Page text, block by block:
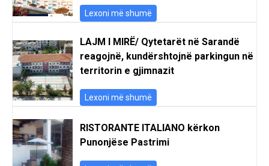
Lexoni më shumë
LAJM I MIRË/ Qytetarët në Sarandë
reagojnë, kundërshtojnë parkingun në
territorin e gjimnazit
Lexoni më shumë
RISTORANTE ITALIANO kërkon
Punonjëse Pastrimi